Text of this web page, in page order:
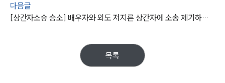
다음글
[상간자소송 승소] 배우자와 외도 저지른 상간자에 소송 제기하여 2,500만 원 받아낸 사례
목록